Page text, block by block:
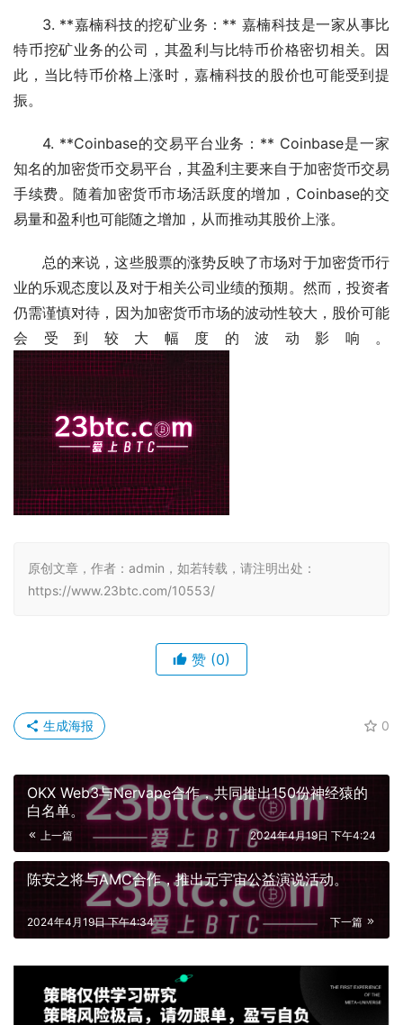
3. **嘉楠科技的挖矿业务：** 嘉楠科技是一家从事比
特币挖矿业务的公司，其盈利与比特币价格密切相关。因
此，当比特币价格上涨时，嘉楠科技的股价也可能受到提
振。
4. **Coinbase的交易平台业务：** Coinbase是一家
知名的加密货币交易平台，其盈利主要来自于加密货币交易
手续费。随着加密货币市场活跃度的增加，Coinbase的交
易量和盈利也可能随之增加，从而推动其股价上涨。
总的来说，这些股票的涨势反映了市场对于加密货币行
业的乐观态度以及对于相关公司业绩的预期。然而，投资者
仍需谨慎对待，因为加密货币市场的波动性较大，股价可能
会受到较大幅度的波动影响。
原创文章，作者：admin，如若转载，请注明出处：
https://www.23btc.com/10553/
赞 (0)
0
生成海报
OKX Web3与Nervape合作，共同推出150份神经猿的
白名单。
上一篇 2024年4月19日 下午4:24
陈安之将与AMC合作，推出元宇宙公益演说活动。
下一篇
2024年4月19日 下午4:34